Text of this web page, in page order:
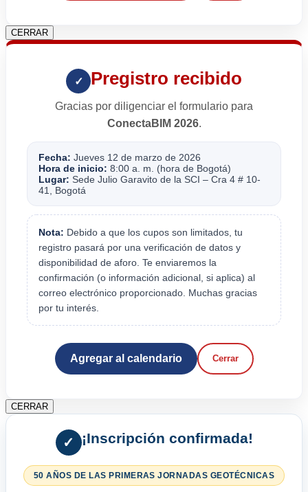
CERRAR
✓ Pregistro recibido
Gracias por diligenciar el formulario para
ConectaBIM 2026.
Fecha: Jueves 12 de marzo de 2026
Hora de inicio: 8:00 a. m. (hora de Bogotá)
Lugar: Sede Julio Garavito de la SCI – Cra 4 # 10-
41, Bogotá
Nota: Debido a que los cupos son limitados, tu
registro pasará por una verificación de datos y
disponibilidad de aforo. Te enviaremos la
confirmación (o información adicional, si aplica) al
correo electrónico proporcionado. Muchas gracias
por tu interés.
Agregar al calendario Cerrar
CERRAR
✓ ¡Inscripción confirmada!
50 AÑOS DE LAS PRIMERAS JORNADAS GEOTÉCNICAS